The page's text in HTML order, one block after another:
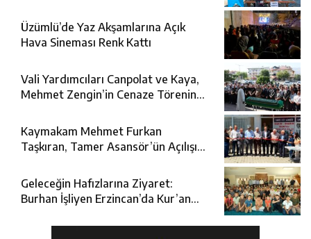
Üzümlü’de Yaz Akşamlarına Açık
Hava Sineması Renk Kattı
Vali Yardımcıları Canpolat ve Kaya,
Mehmet Zengin’in Cenaze Törenine
Kaymakam Mehmet Furkan
Taşkıran, Tamer Asansör’ün Açılışına
Geleceğin Hafızlarına Ziyaret:
Burhan İşliyen Erzincan’da Kur’an